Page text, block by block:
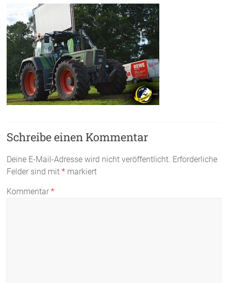
Schreibe einen Kommentar
Deine E-Mail-Adresse wird nicht veröffentlicht. Erforderliche
Felder sind mit* markiert
Kommentar*